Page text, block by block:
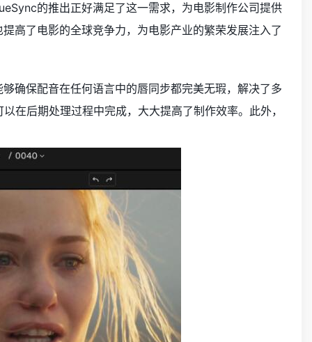
的推出正好满足了这一需求，为电影制作公司提供
高了电影的全球竞争力，为电影产业的繁荣发展注入了
确保配音在任何语言中的唇同步都完美无瑕，解决了多
在后期处理过程中完成，大大提高了制作效率。此外，